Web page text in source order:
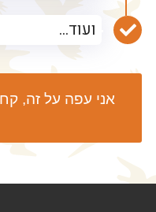
ועוד...
אני עפה על זה,